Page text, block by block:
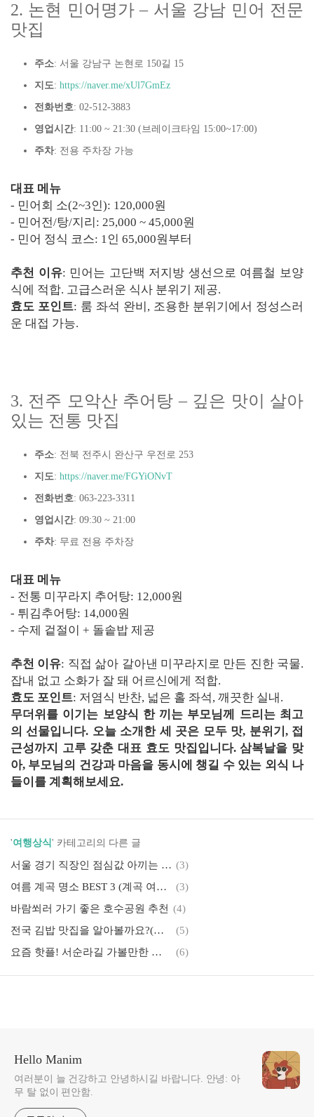
2. 논현 민어명가 – 서울 강남 민어 전문
맛집
주소: 서울 강남구 논현로 150길 15
지도: https://naver.me/xUl7GmEz
전화번호: 02-512-3883
영업시간: 11:00 ~ 21:30 (브레이크타임 15:00~17:00)
주차: 전용 주차장 가능
대표 메뉴
- 민어회 소(2~3인): 120,000원
- 민어전/탕/지리: 25,000 ~ 45,000원
- 민어 정식 코스: 1인 65,000원부터
추천 이유: 민어는 고단백 저지방 생선으로 여름철 보양
식에 적합. 고급스러운 식사 분위기 제공.
효도 포인트: 룸 좌석 완비, 조용한 분위기에서 정성스러
운 대접 가능.
3. 전주 모악산 추어탕 – 깊은 맛이 살아
있는 전통 맛집
주소: 전북 전주시 완산구 우전로 253
지도: https://naver.me/FGYiONvT
전화번호: 063-223-3311
영업시간: 09:30 ~ 21:00
주차: 무료 전용 주차장
대표 메뉴
- 전통 미꾸라지 추어탕: 12,000원
- 튀김추어탕: 14,000원
- 수제 겉절이 + 돌솥밥 제공
추천 이유: 직접 삶아 갈아낸 미꾸라지로 만든 진한 국물.
잡내 없고 소화가 잘 돼 어르신에게 적합.
효도 포인트: 저염식 반찬, 넓은 홀 좌석, 깨끗한 실내.
무더위를 이기는 보양식 한 끼는 부모님께 드리는 최고
의 선물입니다. 오늘 소개한 세 곳은 모두 맛, 분위기, 접
근성까지 고루 갖춘 대표 효도 맛집입니다. 삼복날을 맞
아, 부모님의 건강과 마음을 동시에 챙길 수 있는 외식 나
들이를 계획해보세요.
'여행상식' 카테고리의 다른 글
서울 경기 직장인 점심값 아끼는 맛집 한식뷔페 추천 (점심값, 가성비, 맛집) (3)
여름 계곡 명소 BEST 3 (계곡 여행지, 더위 해소, 국내 피서지)
(3)
바람쐬러 가기 좋은 호수공원 추천 (4)
전국 김밥 맛집을 알아볼까요?(교동김밥,당근김밥,우엉김밥,삼겹살김밥,진미채 김밥)
(5)
요즘 핫플! 서순라길 가볼만한 곳 총정리
(6)
Hello Manim
여러분이 늘 건강하고 안녕하시길 바랍니다. 안녕: 아
무 탈 없이 편안함.